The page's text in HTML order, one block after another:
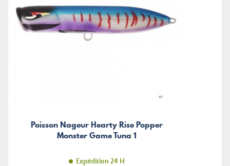
Poisson Nageur Hearty Rise Popper
Monster Game Tuna 1
Expédition 24 H